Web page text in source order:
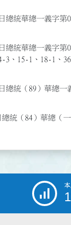
總統華總一義字第
總統華總一義字第
3、15-1、18-1、
總統（89）華總一
總統（84）華總（
本